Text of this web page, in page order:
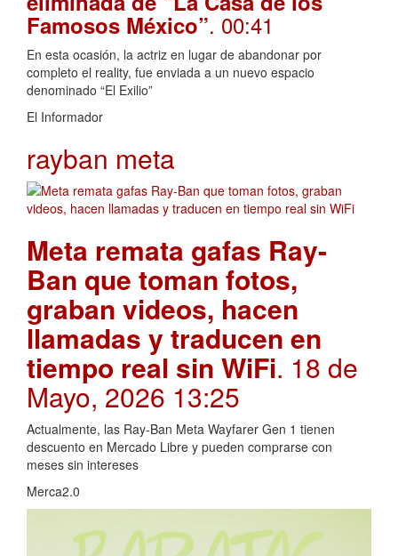
Famosos México”. 00:41
En esta ocasión, la actriz en lugar de abandonar por
completo el reality, fue enviada a un nuevo espacio
denominado “El Exilio”
El Informador
rayban meta
Meta remata gafas Ray-
Ban que toman fotos,
graban videos, hacen
llamadas y traducen en
tiempo real sin WiFi. 18 de
Mayo, 2026 13:25
Actualmente, las Ray-Ban Meta Wayfarer Gen 1 tienen
descuento en Mercado Libre y pueden comprarse con
meses sin intereses
Merca2.0